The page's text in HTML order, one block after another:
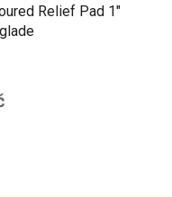
Relief Pad 1"